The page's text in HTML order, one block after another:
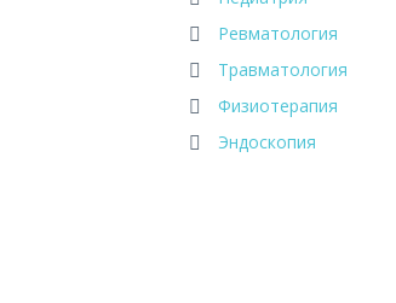
Ревматология
Травматология
Физиотерапия
Эндоскопия